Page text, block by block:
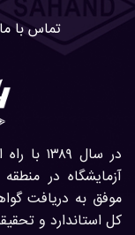
تماس با ما
در سال
آزمایشگاه در
موفق به دریافت
کل استاندارد و